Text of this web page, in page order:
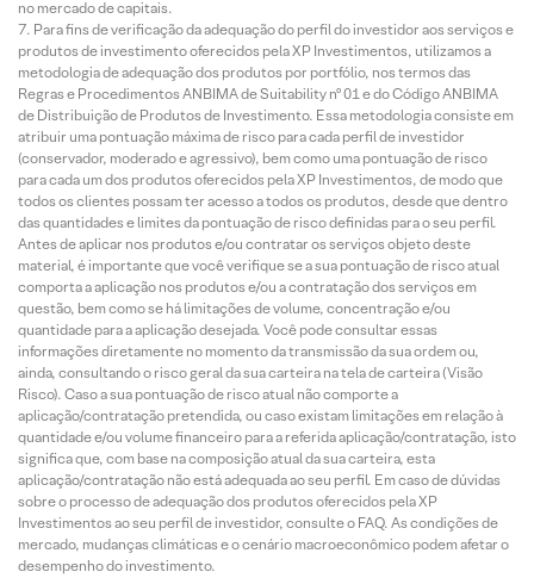
no mercado de capitais.
Para fins de verificação da adequação do perfil do investidor aos serviços e
produtos de investimento oferecidos pela XP Investimentos, utilizamos a
metodologia de adequação dos produtos por portfólio, nos termos das
Regras e Procedimentos ANBIMA de Suitability nº 01 e do Código ANBIMA
de Distribuição de Produtos de Investimento. Essa metodologia consiste em
atribuir uma pontuação máxima de risco para cada perfil de investidor
(conservador, moderado e agressivo), bem como uma pontuação de risco
para cada um dos produtos oferecidos pela XP Investimentos, de modo que
todos os clientes possam ter acesso a todos os produtos, desde que dentro
das quantidades e limites da pontuação de risco definidas para o seu perfil.
Antes de aplicar nos produtos e/ou contratar os serviços objeto deste
material, é importante que você verifique se a sua pontuação de risco atual
comporta a aplicação nos produtos e/ou a contratação dos serviços em
questão, bem como se há limitações de volume, concentração e/ou
quantidade para a aplicação desejada. Você pode consultar essas
informações diretamente no momento da transmissão da sua ordem ou,
ainda, consultando o risco geral da sua carteira na tela de carteira (Visão
Risco). Caso a sua pontuação de risco atual não comporte a
aplicação/contratação pretendida, ou caso existam limitações em relação à
quantidade e/ou volume financeiro para a referida aplicação/contratação, isto
significa que, com base na composição atual da sua carteira, esta
aplicação/contratação não está adequada ao seu perfil. Em caso de dúvidas
sobre o processo de adequação dos produtos oferecidos pela XP
Investimentos ao seu perfil de investidor, consulte o FAQ. As condições de
mercado, mudanças climáticas e o cenário macroeconômico podem afetar o
desempenho do investimento.